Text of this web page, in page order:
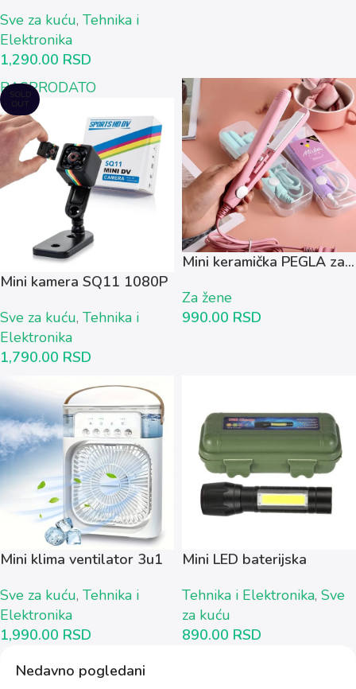
Nedavno pogledani
Sve za kuću, Tehnika i
Elektronika
1,290.00 RSD
SOLD
OUT
RASPRODATO
Mini kamera SQ11 1080P
Sve za kuću, Tehnika i
Elektronika
1,790.00 RSD
Mini keramička PEGLA za...
Za žene
990.00 RSD
Mini klima ventilator 3u1
Sve za kuću, Tehnika i
Elektronika
1,990.00 RSD
Mini LED baterijska
Tehnika i Elektronika, Sve
za kuću
890.00 RSD